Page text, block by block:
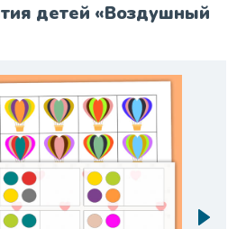
детей «Воздушный